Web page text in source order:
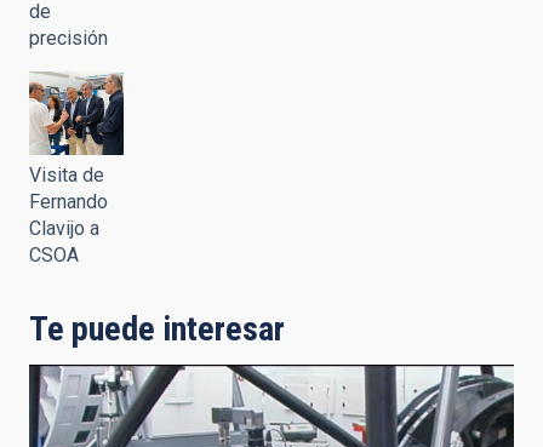
de
precisión
Visita de
Fernando
Clavijo a
CSOA
Te puede interesar